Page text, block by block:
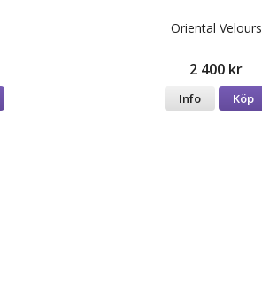
Oriental Velours
2 400 kr
Info Köp